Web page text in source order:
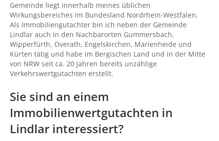
Gemeinde liegt innerhalb meines üblichen
Wirkungsbereiches im Bundesland Nordrhein-Westfalen.
Als Immobiliengutachter bin ich neben der Gemeinde
Lindlar auch in den Nachbarorten Gummersbach,
Wipperfürth, Overath, Engelskirchen, Marienheide und
Kürten tätig und habe im Bergischen Land und in der Mitte
von NRW seit ca. 20 Jahren bereits unzählige
Verkehrswertgutachten erstellt.
Sie sind an einem
Immobilienwertgutachten in
Lindlar interessiert?